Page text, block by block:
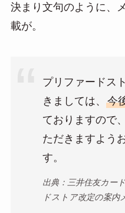
決まり文句のように、
載が。
プリファードス
きましては、 今
ておりますので
ただきますよう
す。
出典：三井住友カー
ドストア改定の案内